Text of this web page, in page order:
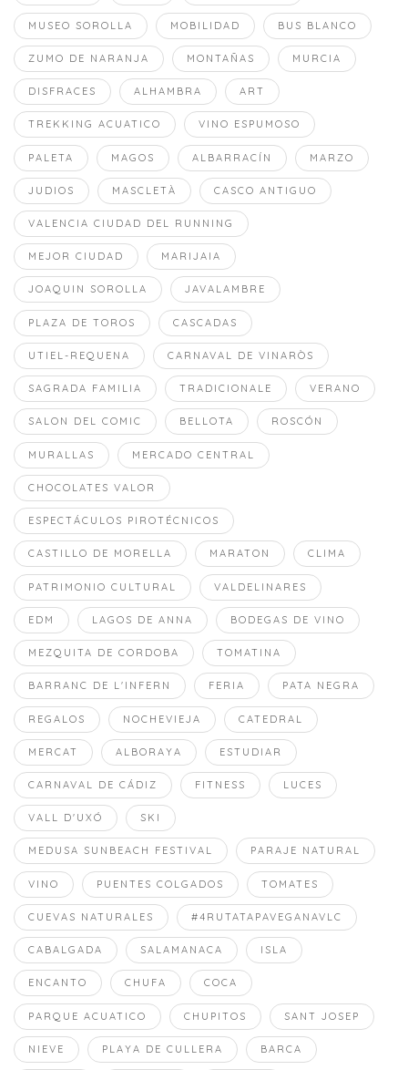
MUSEO SOROLLA MOBILIDAD BUS BLANCO
ZUMO DE NARANJA MONTAÑAS MURCIA
DISFRACES ALHAMBRA ART
TREKKING ACUATICO VINO ESPUMOSO
PALETA MAGOS ALBARRACÍN MARZO
JUDIOS MASCLETÀ CASCO ANTIGUO
VALENCIA CIUDAD DEL RUNNING
MEJOR CIUDAD MARIJAIA
JOAQUIN SOROLLA JAVALAMBRE
PLAZA DE TOROS CASCADAS
UTIEL-REQUENA CARNAVAL DE VINARÒS
SAGRADA FAMILIA TRADICIONALE VERANO
SALON DEL COMIC BELLOTA ROSCÓN
MURALLAS MERCADO CENTRAL
CHOCOLATES VALOR
ESPECTÁCULOS PIROTÉCNICOS
CASTILLO DE MORELLA MARATON CLIMA
PATRIMONIO CULTURAL VALDELINARES
EDM LAGOS DE ANNA BODEGAS DE VINO
MEZQUITA DE CORDOBA TOMATINA
BARRANC DE L'INFERN FERIA PATA NEGRA
REGALOS NOCHEVIEJA CATEDRAL
MERCAT ALBORAYA ESTUDIAR
CARNAVAL DE CÁDIZ FITNESS LUCES
VALL D'UXÓ SKI
MEDUSA SUNBEACH FESTIVAL PARAJE NATURAL
VINO PUENTES COLGADOS TOMATES
CUEVAS NATURALES #4RUTATAPAVEGANAVLC
CABALGADA SALAMANACA ISLA
ENCANTO CHUFA COCA
PARQUE ACUATICO CHUPITOS SANT JOSEP
NIEVE PLAYA DE CULLERA BARCA